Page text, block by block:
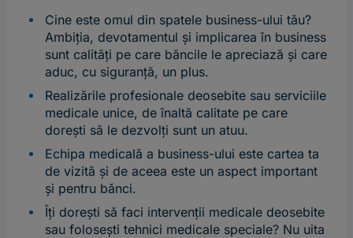
Cine este omul din spatele business-ului tău?
Ambiția, devotamentul și implicarea în business
sunt calități pe care băncile le apreciază și care
aduc, cu siguranță, un plus.
Realizările profesionale deosebite sau serviciile
medicale unice, de înaltă calitate pe care
dorești să le dezvolți sunt un atuu.
Echipa medicală a business-ului este cartea ta
de vizită și de aceea este un aspect important
și pentru bănci.
Îți dorești să faci intervenții medicale deosebite
sau folosești tehnici medicale speciale? Nu uita